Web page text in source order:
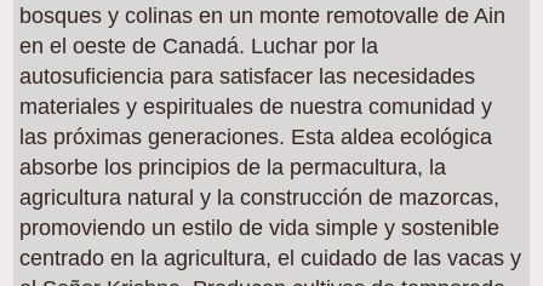
bosques y colinas en un monte remotovalle de Ain
en el oeste de Canadá. Luchar por la
autosuficiencia para satisfacer las necesidades
materiales y espirituales de nuestra comunidad y
las próximas generaciones. Esta aldea ecológica
absorbe los principios de la permacultura, la
agricultura natural y la construcción de mazorcas,
promoviendo un estilo de vida simple y sostenible
centrado en la agricultura, el cuidado de las vacas y